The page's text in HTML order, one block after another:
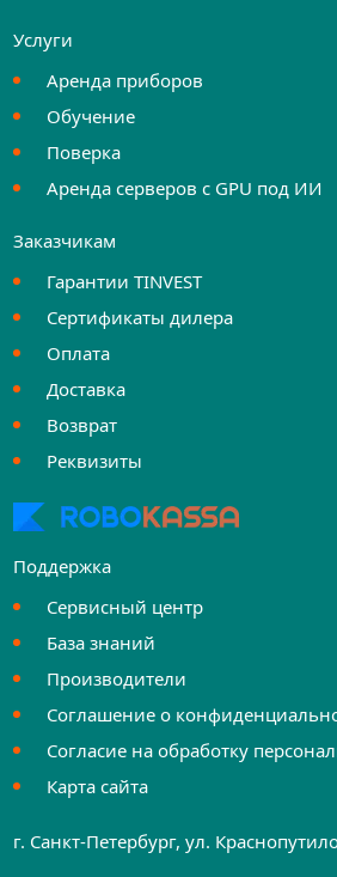
Услуги
Аренда приборов
Обучение
Поверка
Аренда серверов с GPU под ИИ
Заказчикам
Гарантии TINVEST
Сертификаты дилера
Оплата
Доставка
Возврат
Реквизиты
Поддержка
Сервисный центр
База знаний
Производители
Соглашение о
Согласие на обработку
Карта сайта
г. Санкт-Петербург, ул.